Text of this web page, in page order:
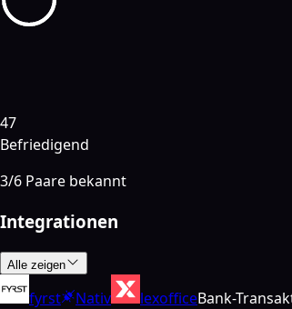
47
Befriedigend
3/6 Paare bekannt
Integrationen
Alle zeigen
fyrst Nativ lexofficeBank-